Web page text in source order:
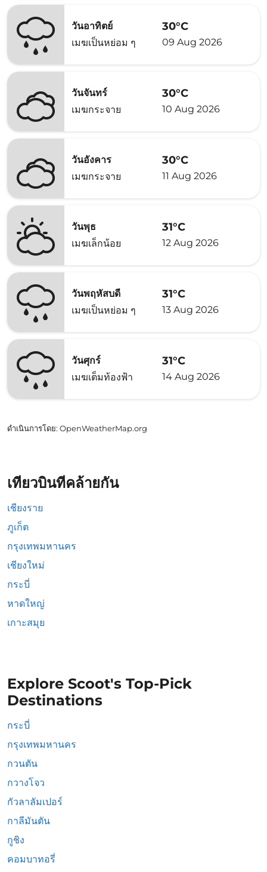
วันอาทิตย์
เมฆเป็นหย่อม ๆ
30°C
09 Aug 2026
วันจันทร์
เมฆกระจาย
30°C
10 Aug 2026
วันอังคาร
เมฆกระจาย
30°C
11 Aug 2026
วันพุธ
เมฆเล็กน้อย
31°C
12 Aug 2026
วันพฤหัสบดี
เมฆเป็นหย่อม ๆ
31°C
13 Aug 2026
วันศุกร์
เมฆเต็มท้องฟ้า
31°C
14 Aug 2026
ดำเนินการโดย: OpenWeatherMap.org
เที่ยวบินที่คล้ายกัน
เชียงราย
ภูเก็ต
กรุงเทพมหานคร
เชียงใหม่
กระบี่
หาดใหญ่
เกาะสมุย
Explore Scoot's Top-Pick
Destinations
กระบี่
กรุงเทพมหานคร
กวนตัน
กวางโจว
กัวลาลัมเปอร์
กาลีมันตัน
กูชิง
คอมบาทอรี่